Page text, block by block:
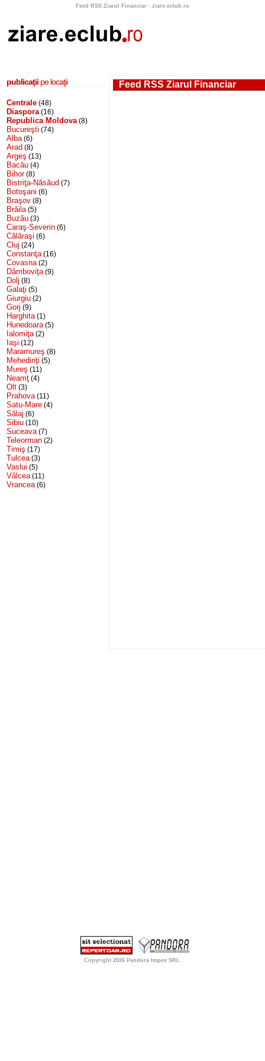
Feed RSS Ziarul Financiar - ziare.eclub.ro
publicaţii pe locaţii
Centrale (48)
Diaspora (16)
Republica Moldova (8)
Bucureşti (74)
Alba (6)
Arad (8)
Argeş (13)
Bacău (4)
Bihor(8)
Bistriţa-Năsăud (7)
Botoşani (6)
Braşov (8)
Brăila (5)
Buzău (3)
Caraş-Severin (6)
Călăraşi (6)
Cluj (24)
Constanţa (16)
Covasna (2)
Dâmboviţa (9)
Dolj (8)
Galaţi (5)
Giurgiu (2)
Gorj (9)
Harghita (1)
Hunedoara (5)
Ialomiţa (2)
Iaşi (12)
Maramureş (8)
Mehedinţi (5)
Mureş (11)
Neamţ (4)
Olt (3)
Prahova (11)
Satu-Mare (4)
Sălaj (6)
Sibiu (10)
Suceava (7)
Teleorman (2)
Timiş (17)
Tulcea (3)
Vaslui (5)
Vâlcea (11)
Vrancea (6)
Feed RSS Ziarul Financiar
Copyright 2026 Pandora Impex SRL.